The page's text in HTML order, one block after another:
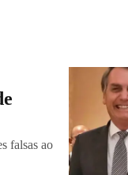
falsas ao